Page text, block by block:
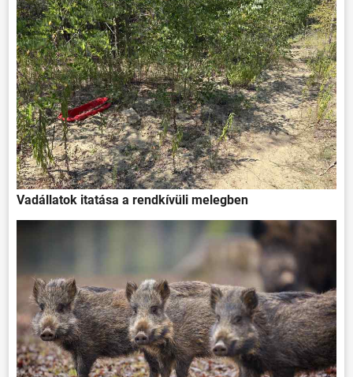
Vadállatok itatása a rendkívüli melegben